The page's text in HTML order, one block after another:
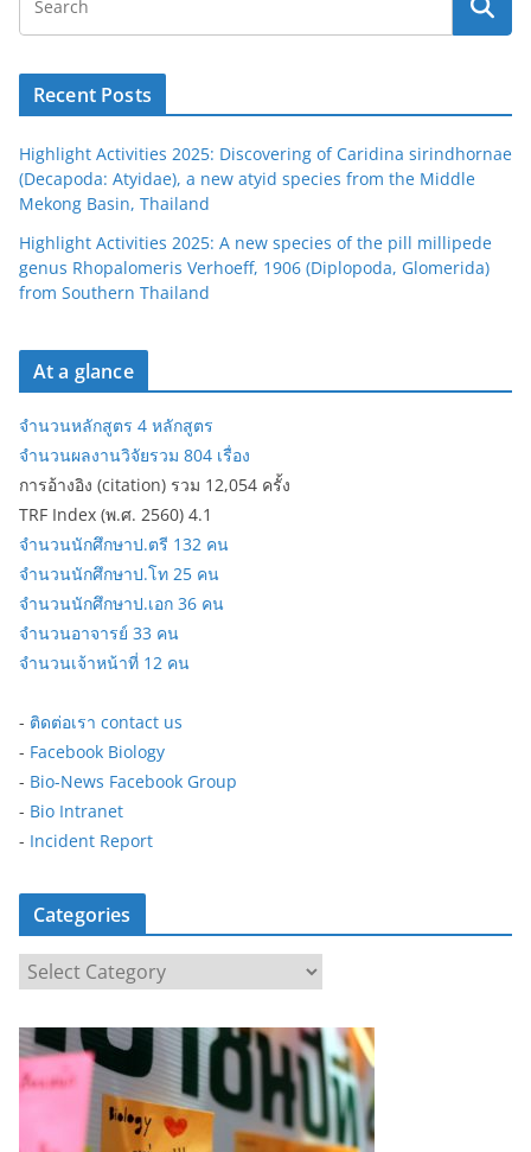
Recent Posts
Highlight Activities 2025: Discovering of Caridina sirindhornae
(Decapoda: Atyidae), a new atyid species from the Middle
Mekong Basin, Thailand
Highlight Activities 2025: A new species of the pill millipede
genus Rhopalomeris Verhoeff, 1906 (Diplopoda, Glomerida)
from Southern Thailand
At a glance
จำนวนหลักสูตร 4 หลักสูตร
จำนวนผลงานวิจัยรวม 804 เรื่อง
การอ้างอิง (citation) รวม 12,054 ครั้ง
TRF Index (พ.ศ. 2560) 4.1
จำนวนนักศึกษาป.ตรี 132 คน
จำนวนนักศึกษาป.โท 25 คน
จำนวนนักศึกษาป.เอก 36 คน
จำนวนอาจารย์ 33 คน
จำนวนเจ้าหน้าที่ 12 คน
- ติดต่อเรา contact us
- Facebook Biology
- Bio-News Facebook Group
- Bio Intranet
- Incident Report
Categories
t
e
g